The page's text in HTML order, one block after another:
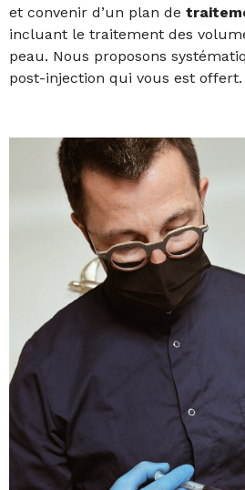
et convenir d’un plan de
incluant le traitement des
peau. Nous proposons
post-injection qui vous est offert.